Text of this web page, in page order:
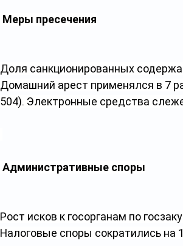
Меры пресечения
Доля санкционированных
Домашний арест применялся в 7
504). Электронные средства
Административные споры
Рост исков к госорганам по
Налоговые споры сократились на